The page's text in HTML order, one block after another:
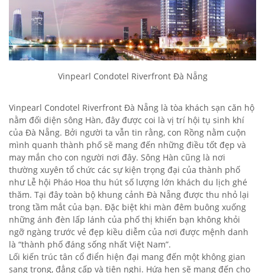
Vinpearl Condotel Riverfront Đà Nẵng
Vinpearl Condotel Riverfront Đà Nẵng là tòa khách sạn căn hộ
nằm đối diện sông Hàn, đây được coi là vị trí hội tụ sinh khí
của Đà Nẵng. Bởi người ta vẫn tin rằng, con Rồng nằm cuộn
mình quanh thành phố sẽ mang đến những điều tốt đẹp và
may mắn cho con người nơi đây. Sông Hàn cũng là nơi
thường xuyên tổ chức các sự kiện trọng đại của thành phố
như Lễ hội Pháo Hoa thu hút số lượng lớn khách du lịch ghé
thăm. Tại đây toàn bộ khung cảnh Đà Nẵng được thu nhỏ lại
trong tầm mắt của bạn. Đặc biệt khi màn đêm buông xuống
những ánh đèn lấp lánh của phố thị khiến bạn không khỏi
ngỡ ngàng trước vẻ đẹp kiều diễm của nơi được mệnh danh
là “thành phố đáng sống nhất Việt Nam”.
Lối kiến trúc tân cổ điển hiện đại mang đến một không gian
sang trọng, đẳng cấp và tiện nghi. Hứa hẹn sẽ mang đến cho